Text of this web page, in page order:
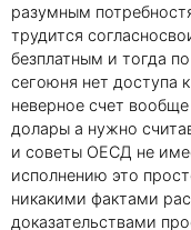
разумным
трудится
безплатным и тогда
сегоюня нет доступа
неверное счет
долары а нужно
и советы ОЕСД не
исполнению это
никакими фактами
доказательствами